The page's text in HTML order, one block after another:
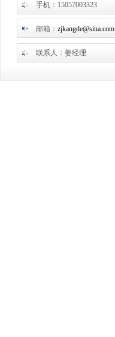
手机：15057003323
邮箱： zjkangde@sina.com
联系人：姜经理